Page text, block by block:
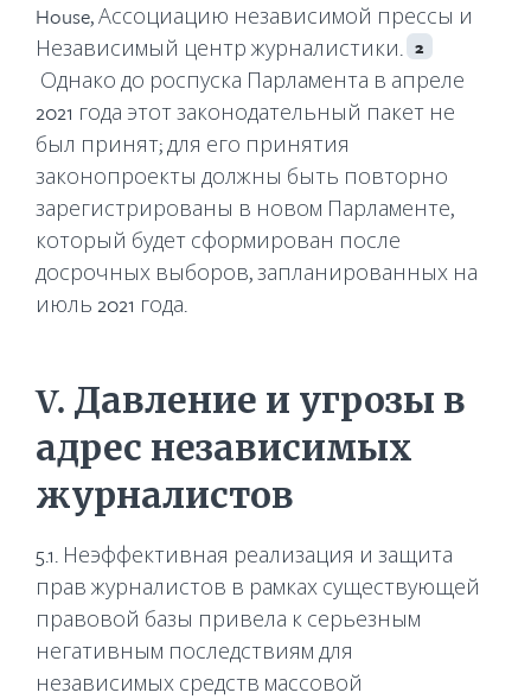
House, Ассоциацию независимой прессы и
Независимый центр журналистики. 2
Однако до роспуска Парламента в апреле
2021 года этот законодательный пакет не
был принят; для его принятия
законопроекты должны быть повторно
зарегистрированы в новом Парламенте,
который будет сформирован после
досрочных выборов, запланированных на
июль 2021 года.
V. Давление и угрозы в
адрес независимых
журналистов
5.1. Неэффективная реализация и защита
прав журналистов в рамках существующей
правовой базы привела к серьезным
негативным последствиям для
независимых средств массовой